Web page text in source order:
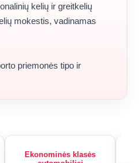
kelių ir greitkelių
mokestis, vadinamas
priemonės tipo ir
Ekonominės klasės